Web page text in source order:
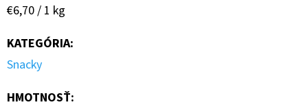
Jednotková
€6,70 / 1 kg
KATEGÓRIA:
Snacky
HMOTNOSŤ: